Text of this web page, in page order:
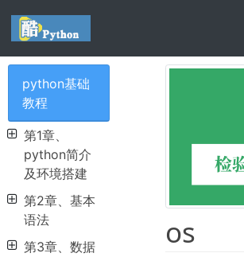
python基础
教程
第1章、
python简介
及环境搭建
第2章、基本
语法
第3章、数据
os